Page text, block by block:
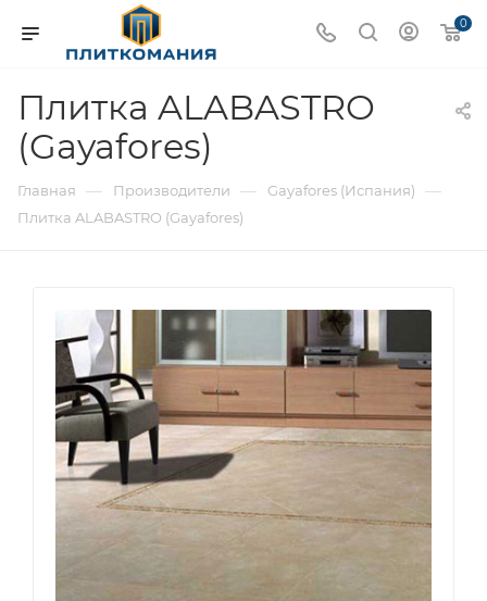
0
Плитка ALABASTRO
(Gayafores)
Главная — Производители — Gayafores (Испания) —
Плитка ALABASTRO (Gayafores)